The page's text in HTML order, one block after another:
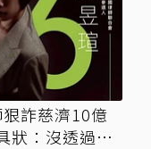
詐慈濟10億
狀：沒透過仲